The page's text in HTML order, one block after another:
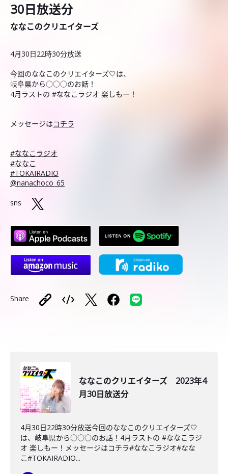
30日放送分
ななこのクリエイターズ
4月30日22時30分放送
今回のななこのクリエイターズ🤍は、
岐阜県から○○○のお話！
4月ラストの #ななこラジオ 楽しもー！
メッセージは⁠コチラ⁠
⁠#ななこラジオ
⁠#ななこ⁠
#TOKAIRADIO
⁠@nanachoco_65
sns
Share
ななこのクリエイターズ 2023年4
月30日放送分
4月30日22時30分放送今回のななこのクリエイターズ🤍
は、岐阜県から○○○のお話！4月ラストの #ななこラジ
オ 楽しもー！メッセージは⁠コチラ⁠⁠#ななこラジオ⁠⁠#なな
こ⁠⁠#TOKAIRADIO...